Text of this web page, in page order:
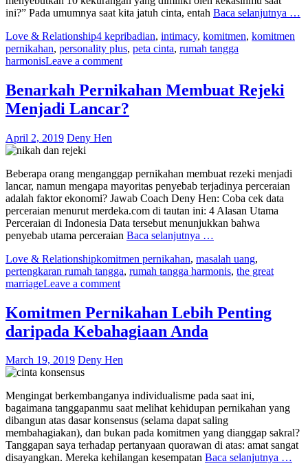
ini?” Pada umumnya saat kita jatuh cinta, entah Baca selanjutnya …
Love & Relationship4 kepribadian, intimacy, komitmen, komitmen
pernikahan, personality plus, peta cinta, rumah tangga
harmonisLeave a comment
Benarkah Pernikahan Membuat Rejeki
Menjadi Lancar?
April 2, 2019 Deny Hen
Beberapa orang menganggap pernikahan membuat rezeki menjadi
lancar, namun mengapa mayoritas penyebab terjadinya perceraian
adalah faktor ekonomi? Jawab Coach Deny Hen: Coba cek data
perceraian menurut merdeka.com di tautan ini: 4 Alasan Utama
Perceraian di Indonesia Data tersebut menunjukkan bahwa
penyebab utama perceraian Baca selanjutnya …
Love & Relationshipkomitmen pernikahan, masalah uang,
pertengkaran rumah tangga, rumah tangga harmonis, the great
marriageLeave a comment
Komitmen Pernikahan Lebih Penting
daripada Kebahagiaan Anda
March 19, 2019 Deny Hen
Mengingat berkembanganya individualisme pada saat ini,
bagaimana tanggapanmu saat melihat kehidupan pernikahan yang
dibangun atas dasar konsensus (selama dapat saling
membahagiakan), dan bukan pada komitmen yang dianggap sakral?
Tanggapan saya terhadap pertanyaan quorawan di atas: amat sangat
disayangkan. Mereka kehilangan kesempatan Baca selanjutnya …